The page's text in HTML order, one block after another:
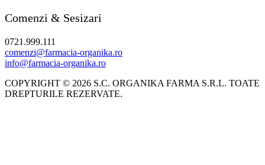
Comenzi & Sesizari
0721.999.111
comenzi@farmacia-organika.ro
info@farmacia-organika.ro
COPYRIGHT © 2026 S.C. ORGANIKA FARMA S.R.L. TOATE
DREPTURILE REZERVATE.